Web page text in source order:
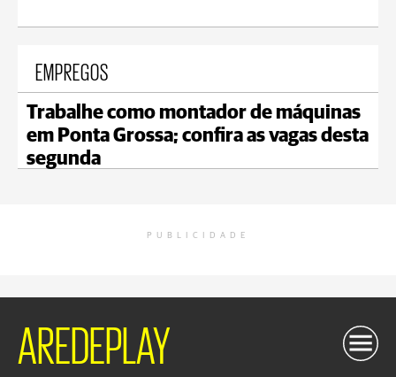
EMPREGOS
Trabalhe como montador de máquinas
em Ponta Grossa; confira as vagas desta
segunda
PUBLICIDADE
AREDEPLAY